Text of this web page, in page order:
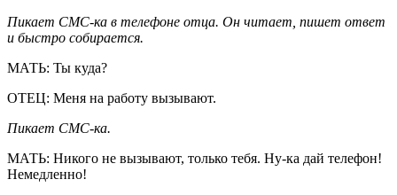
Пикает СМС-ка в телефоне отца. Он читает, пишет ответ
и быстро собирается.
МАТЬ: Ты куда?
ОТЕЦ: Меня на работу вызывают.
Пикает СМС-ка.
МАТЬ: Никого не вызывают, только тебя. Ну-ка дай телефон!
Немедленно!